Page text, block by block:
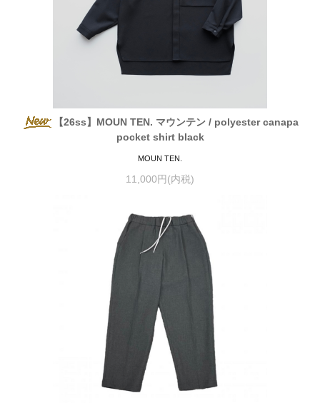
【26ss】MOUN TEN. マウンテン / polyester canapa
pocket shirt black
MOUN TEN.
11,000円(内税)